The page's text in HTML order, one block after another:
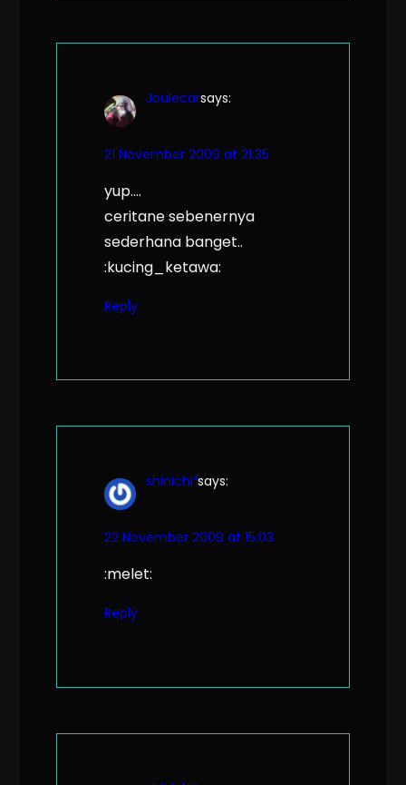
Joulecarsays:
21 November 2009 at 21:35
yup….
ceritane sebenernya
sederhana banget..
:kucing_ketawa:
Reply
shinichi”says:
22 November 2009 at 15:03
:melet:
Reply